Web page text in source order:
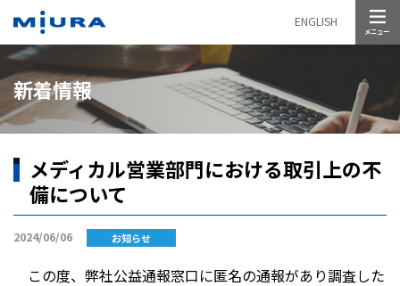
ENGLISH
新着情報
メディカル営業部門における取引上の不
備について
2024/06/06 お知らせ
この度、弊社公益通報窓口に匿名の通報があり調査した